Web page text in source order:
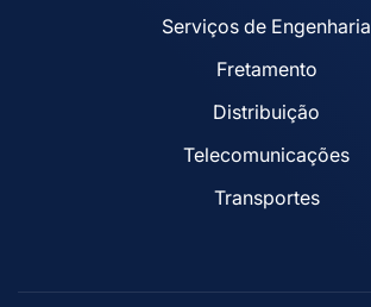
Serviços de Engenharia
Fretamento
Distribuição
Telecomunicações
Transportes